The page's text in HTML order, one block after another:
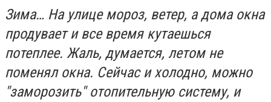
Зима… На улице мороз, ветер, а дома окна
продувает и все время кутаешься
потеплее. Жаль, думается, летом не
поменял окна. Сейчас и холодно, можно
"заморозить" отопительную систему, и